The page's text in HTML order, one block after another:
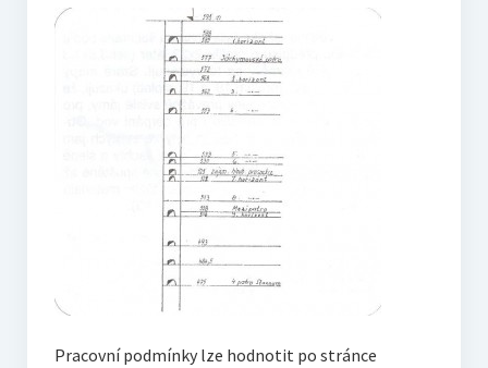
Pracovní podmínky lze hodnotit po stránce